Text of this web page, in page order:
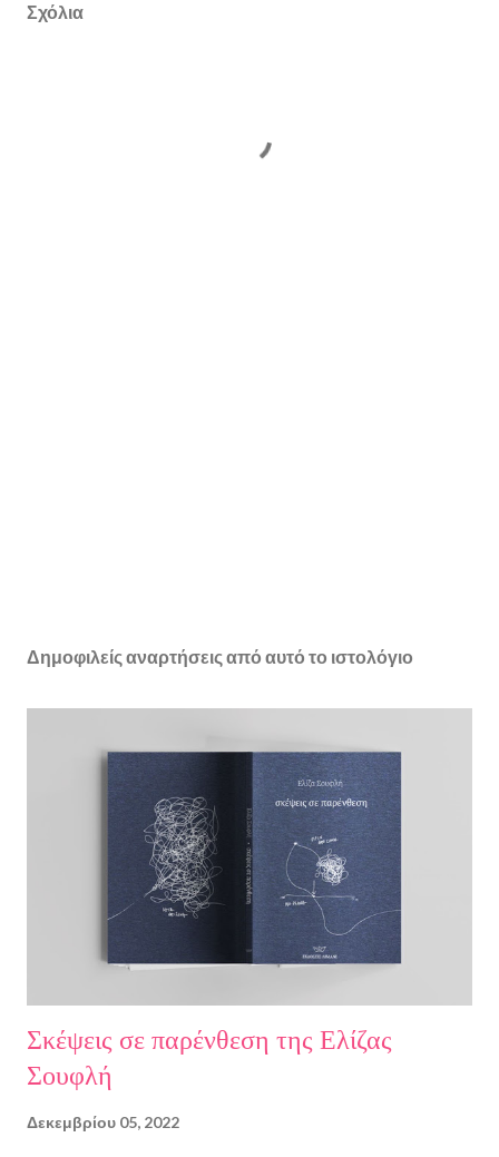
Σχόλια
Δημοφιλείς αναρτήσεις από αυτό το ιστολόγιο
Σκέψεις σε παρένθεση της Ελίζας
Σουφλή
Δεκεμβρίου 05, 2022